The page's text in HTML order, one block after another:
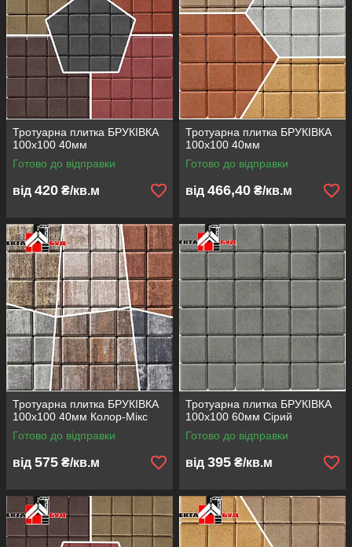
Тротуарна плитка БРУКІВКА
100х100 40мм
Готово до відправки
від 420 ₴/кв.м
Тротуарна плитка БРУКІВКА
100х100 40мм
Готово до відправки
від 466,40 ₴/кв.м
Тротуарна плитка БРУКІВКА
100х100 40мм Колор-Мікс
Готово до відправки
від 575 ₴/кв.м
Тротуарна плитка БРУКІВКА
100х100 60мм Сірий
Готово до відправки
від 395 ₴/кв.м